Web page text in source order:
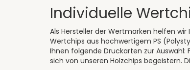
Individuelle
Als Hersteller der Wertmarken helfen wir
Wertchips aus hochwertigem PS
Ihnen folgende Druckarten zur
sich von unseren Holzchips begeistern.